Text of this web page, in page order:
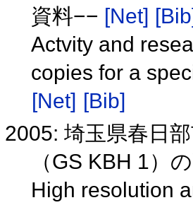
資料−− [Net]
Actvity and
copies for a
[Net] [Bib]
2005: 埼玉県春日
（GS KBH 1）
High resolution